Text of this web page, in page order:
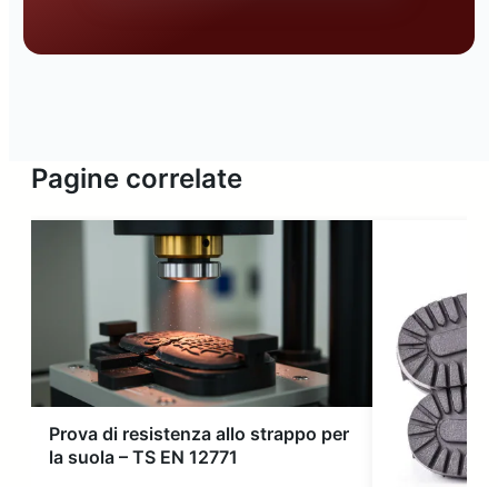
Pagine correlate
Prova di resistenza allo strappo per
la suola – TS EN 12771